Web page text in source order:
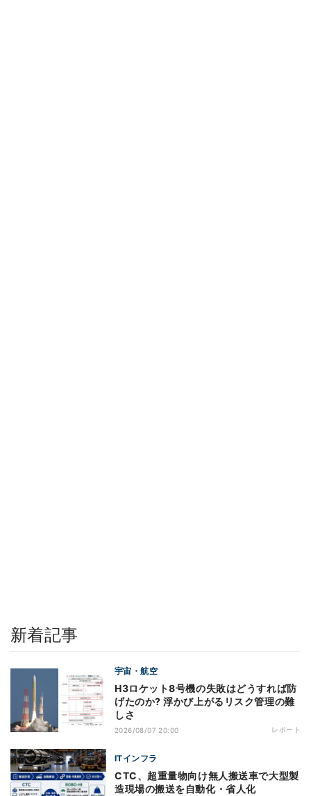
新着記事
宇宙・航空
H3ロケット8号機の失敗はどうすれば防
げたのか? 浮かび上がるリスク管理の難
しさ
2026/08/07 20:00 レポート
ITインフラ
CTC、超重量物向け無人搬送車で大型製
造現場の搬送を自動化・省人化